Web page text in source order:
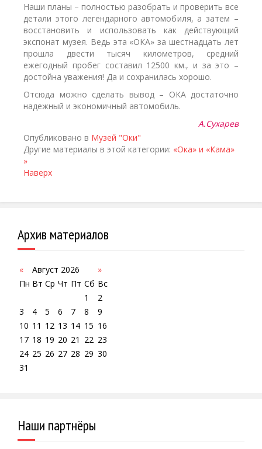
Наши планы – полностью разобрать и проверить все
детали этого легендарного автомобиля, а затем –
восстановить и использовать как действующий
экспонат музея. Ведь эта «ОКА» за шестнадцать лет
прошла двести тысяч километров, средний
ежегодный пробег составил 12500 км., и за это –
достойна уважения! Да и сохранилась хорошо.
Отсюда можно сделать вывод – ОКА достаточно
надежный и экономичный автомобиль.
А.Сухарев
Опубликовано в Музей "Оки"
Другие материалы в этой категории: «Ока» и «Кама»
»
Наверх
Архив материалов
« Август 2026
»
Пн Вт Ср Чт Пт Сб Вс
1
2
3
4 5 6 7 8
9
10 11 12 13 14 15 16
17 18 19 20 21 22 23
24 25 26 27 28 29 30
31
Наши партнёры